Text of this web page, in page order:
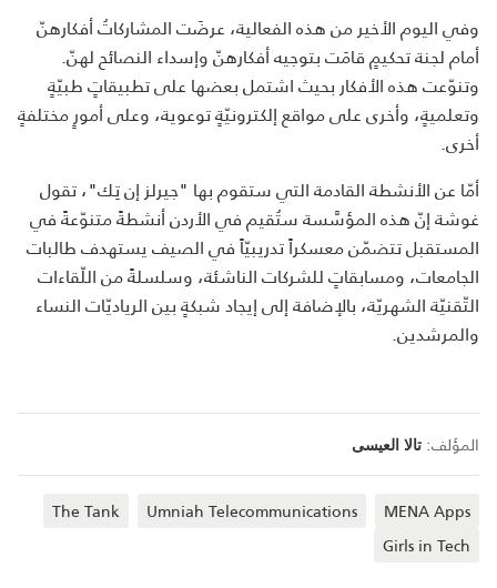
وفي اليوم الأخير من هذه الفعالية، عرضَت المشاركاتُ أفكارهنّ
أمام لجنة تحكيمٍ قامَت بتوجيه أفكارهنّ وإسداء النصائح لهنّ.
وتنوّعت هذه الأفكار بحيث اشتمل بعضها على تطبيقاتٍ طبيّةٍ
وتعلميةٍ، وأخرى على مواقع إلكترونيّةٍ توعوية، وعلى أمورٍ مختلفةٍ
أخرى.
أمّا عن الأنشطة القادمة التي ستقوم بها "جيرلز إن تِك"، تقول
غوشة إنّ هذه المؤسَّسة ستُقيم في الأردن أنشطةً متنوّعةً في
المستقبل تتضمّن معسكراً تدريبيّاً في الصيف يستهدف طالبات
الجامعات، ومسابقاتٍ للشركات الناشئة، وسلسلةً من اللّقاءات
التّقنيّة الشهريّة، بالإضافة إلى إيجاد شبكةٍ بين الرياديّات النساء
والمرشدين.
المؤلف: تالا العيسى
MENA Apps
Umniah Telecommunications
The Tank
Girls in Tech